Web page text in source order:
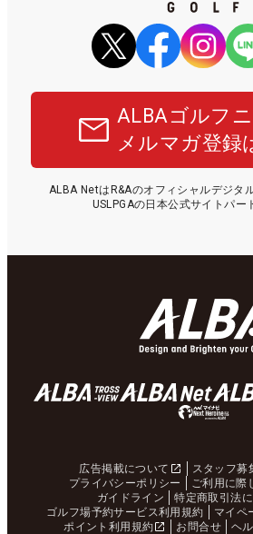
ALBAゴルフ
メルマガ登録
ALBA NetはR&Aのオフィシャルデジタ
USLPGAの日本公式サイトパー
広告掲載について スタッフ募
プライバシーポリシー
ご利用に際
ガイドライン
特定商取引法
ゴルフ場予約サービス利用規約
マイペ
ポイント利用規約
お問合せ ヘ